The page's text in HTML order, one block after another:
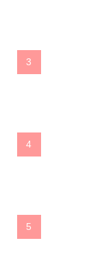
3
4
5